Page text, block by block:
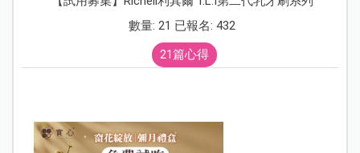
數量: 21 已報名: 432
21篇心得